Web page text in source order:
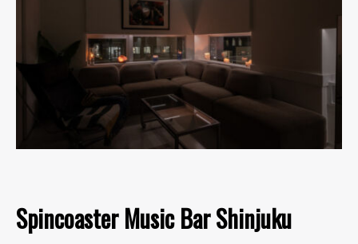
Spincoaster Music Bar Shinjuku